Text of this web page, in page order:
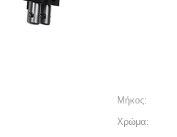
Μήκος:
Χρώμα: